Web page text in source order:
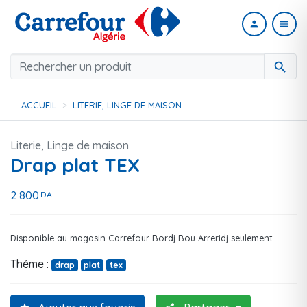
search
person menu
ACCUEIL LITERIE, LINGE DE MAISON
Literie, Linge de maison
Drap plat TEX
2 800 DA
Disponible au magasin Carrefour Bordj Bou Arreridj seulement
Théme : drap plat tex